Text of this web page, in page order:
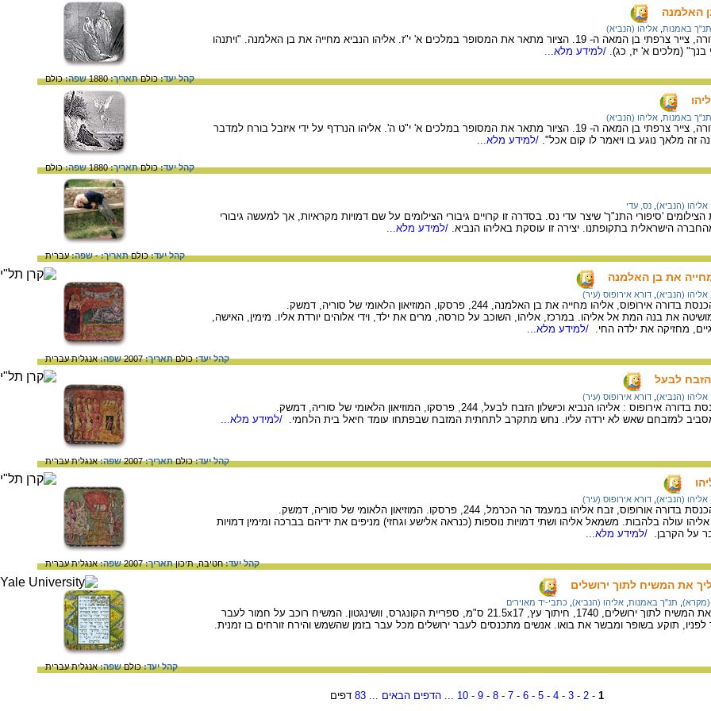
האלמנה
תנ"ך באמנות אליהו (הנביא)
מציורי התנ"ך של גוסטב דורה, צייר צרפתי בן המאה ה- 19. הציור מתאר את המסופר במלכים א' י"ז. אליהו הנביא מחייה את בן האלמנה. "ויתנהו
בנך" (מלכים א' יז, כג). /למידע מלא...
קהל יעד:כולםתאריך:1880 שפה:כולם
תנ"ך באמנות אליהו (הנביא)
מציורי התנ"ך של גוסטב דורה, צייר צרפתי בן המאה ה- 19. הציור מתאר את המסופר במלכים א' י"ט ה'. אליהו הנרדף על ידי איזבל בורח למדבר
זה מלאך נוגע בו ויאמר לו קום אכל". /למידע מלא...
קהל יעד:כולםתאריך:1880 שפה:כולם
אליהו (הנביא) נס, עדי
'סיפורי התנ"ך' שיצר עדי נס. בסדרה זו קרויים גיבורי הצילומים על שם דמויות מקראיות, אך למעשה גיבורי
הישראלית בתקופתנו. יצירה זו עוסקת באליהו הנביא. /למידע מלא...
קהל יעד:כולםתאריך:-שפה:עברית
את בן האלמנה
אליהו (הנביא) דורא אירופוס (עיר)
אליהו מחייה את בן האלמנה, 244, פרסקו, המוזיאון הלאומי של סוריה, דמשק.
את בנה המת אל אליהו. במרכז, אליהו, השוכב על כורסה, מרים את ילד, וידי אלוהים יורדת אליו. מימין, האישה,
מחזיקה את ילדה החי.
/למידע מלא...
קהל יעד:כולםתאריך:2007 שפה:אנגלית עברית
הזבח לבעל
אליהו (הנביא) דורא אירופוס (עיר)
: אליהו הנביא וכישלון הזבח לבעל, 244, פרסקו, המוזיאון הלאומי של סוריה, דמשק.
למזבחם שאש לא ירדה עליו. נחש מתקרב לתחתית המזבח שבפתחו עומד חיאל בית הלחמי.
/למידע מלא...
קהל יעד:כולםתאריך:2007 שפה:אנגלית עברית
אליהו (הנביא) דורא אירופוס (עיר)
זבח אליהו במעמד הר הכרמל, 244, פרסקו. המוזיאון הלאומי של סוריה, דמשק.
עולה בלהבות. משמאל אליהו ושתי דמויות נוספות (כנראה אלישע וגחזי) מניפים את ידיהם בברכה ומימין דמויות
על הקרבן. /למידע מלא...
קהל יעד:חטיבה,תיכוןתאריך:2007 שפה:אנגלית עברית
את המשיח לתוך ירושלים
(מקרא) תנ"ך באמנות אליהו (הנביא) כתבי-יד מאוירים
הגדת ונציה - אליהו מוליך את המשיח לתוך ירושלים, 1740, חיתוך עץ, 21.5x17 ס"מ, ספריית הקונגרס, וושינגטון. המשיח רוכב על חמור לעבר
לפניו, תוקע בשופר ומבשר את בואו. אנשים מתכנסים לעבר ירושלים מכל עבר בזמן שהשמש והירח זורחים בו זמנית.
קהל יעד:כולםשפה:אנגלית עברית
1
-
2
-
3
-
4
-
5
-
6
-
7
-
8
-
9
-
10
...הדפים הבאים ...
83 דפים